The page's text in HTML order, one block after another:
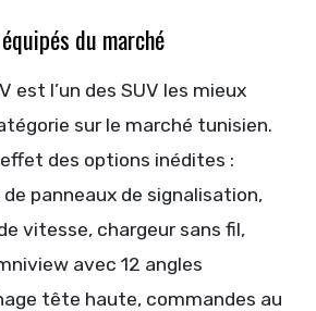
du marché
est l’un des SUV les mieux
sur le marché tunisien.
des options inédites :
panneaux de signalisation,
vitesse, chargeur sans fil,
avec 12 angles
tête haute, commandes au